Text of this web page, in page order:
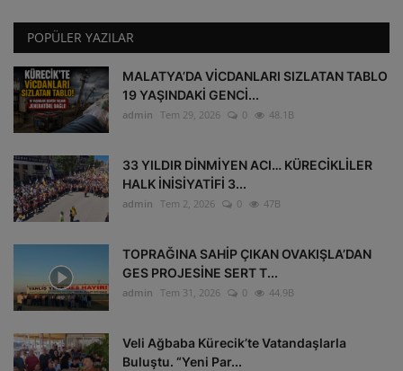
POPÜLER YAZILAR
MALATYA’DA VİCDANLARI SIZLATAN TABLO
19 YAŞINDAKİ GENCİ...
admin Tem 29, 2026 0 48.1B
33 YILDIR DİNMİYEN ACI… KÜRECİKLİLER
HALK İNİSİYATİFİ 3...
admin Tem 2, 2026 0 47B
TOPRAĞINA SAHİP ÇIKAN OVAKIŞLA’DAN
GES PROJESİNE SERT T...
admin Tem 31, 2026 0 44.9B
Veli Ağbaba Kürecik’te Vatandaşlarla
Buluştu. “Yeni Par...